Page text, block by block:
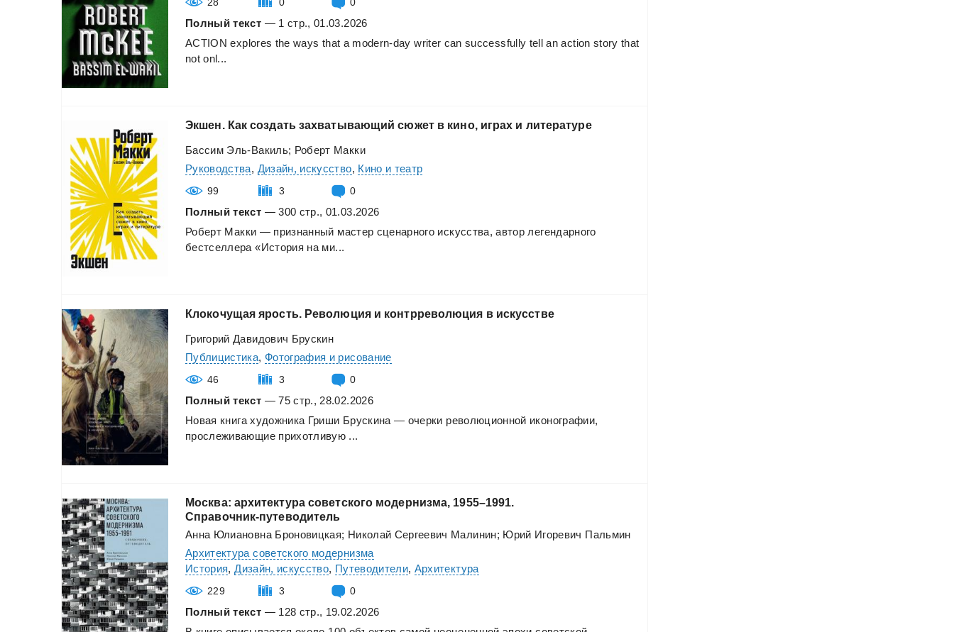
28 0 0
Полный текст — 1 стр., 01.03.2026
ACTION explores the ways that a modern-day writer can successfully tell an action story that
not onl...
Экшен. Как создать захватывающий сюжет в кино, играх и литературе
Бассим Эль-Вакиль; Роберт Макки
Руководства, Дизайн, искусство, Кино и театр
99 3 0
Полный текст — 300 стр., 01.03.2026
Роберт Макки — признанный мастер сценарного искусства, автор легендарного
бестселлера «История на ми...
Клокочущая ярость. Революция и контрреволюция в искусстве
Григорий Давидович Брускин
Публицистика, Фотография и рисование
46 3 0
Полный текст — 75 стр., 28.02.2026
Новая книга художника Гриши Брускина — очерки революционной иконографии,
прослеживающие прихотливую ...
Москва: архитектура советского модернизма, 1955–1991.
Справочник-путеводитель
Анна Юлиановна Броновицкая; Николай Сергеевич Малинин; Юрий Игоревич Пальмин
Архитектура советского модернизма
История,Дизайн, искусство, Путеводители, Архитектура
229 3 0
Полный текст — 128 стр., 19.02.2026